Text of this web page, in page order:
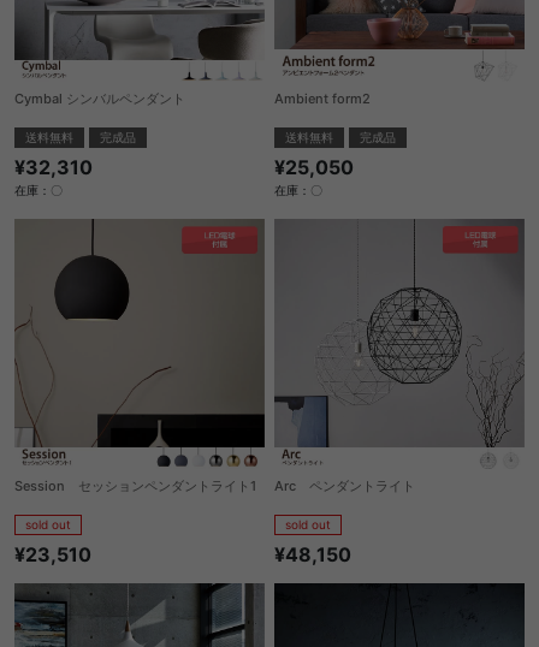
Cymbal シンバルペンダント
送料無料 完成品
¥32,310
在庫：〇
Ambient form2
送料無料 完成品
¥25,050
在庫：〇
Session セッションペンダントライト1
sold out
¥23,510
Arc ペンダントライト
sold out
¥48,150